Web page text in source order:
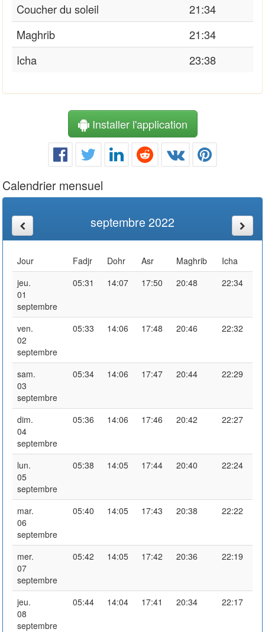
Coucher du soleil
21:34
Maghrib
21:34
Icha
23:38
Installer l'application
Calendrier mensuel
septembre 2022
Jour Fadjr Dohr Asr Maghrib
Icha
jeu.
01
septembre
05:31 14:07 17:50 20:48 22:34
ven.
02
septembre
05:33 14:06 17:48 20:46 22:32
sam.
03
septembre
05:34 14:06 17:47 20:44 22:29
dim.
04
septembre
05:36 14:06 17:46 20:42 22:27
lun.
05
septembre
05:38 14:05 17:44 20:40 22:24
mar.
06
septembre
05:40 14:05 17:43 20:38 22:22
mer.
07
septembre
05:42 14:05 17:42 20:36 22:19
jeu.
08
septembre
05:44 14:04 17:41 20:34 22:17